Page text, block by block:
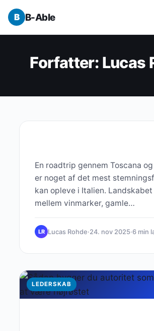
B-Able
Forfatter: Lucas
En roadtrip gennem Toscana
er noget af det mest
kan opleve i Italien.
mellem vinmarker, gamle
LR Lucas Rohde·24. nov 2025·6 min
LEDERSKAB